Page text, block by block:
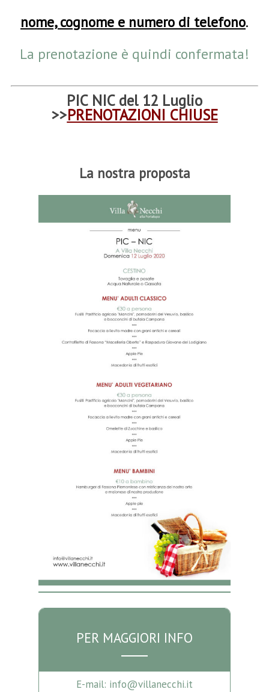
nome, cognome e numero di telefono.
La prenotazione è quindi confermata!
PIC NIC del 12 Luglio
>>PRENOTAZIONI CHIUSE
La nostra proposta
PER MAGGIORI INFO
E-mail: info@villanecchi.it